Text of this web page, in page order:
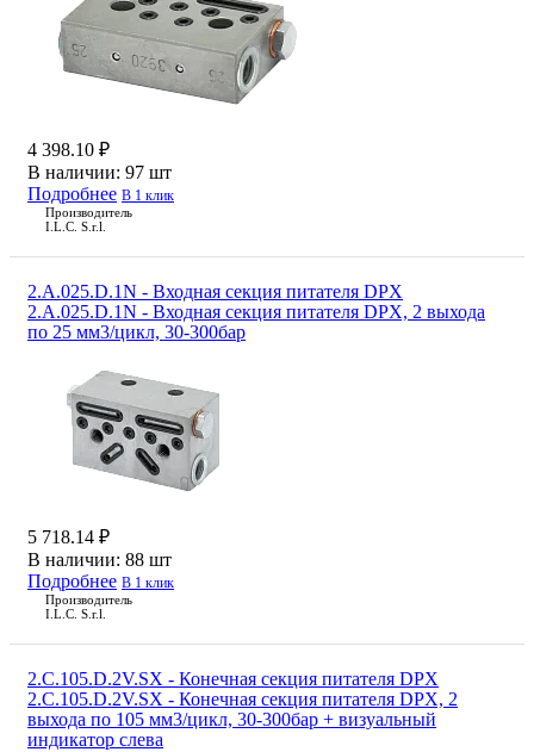
4 398.10 ₽
В наличии: 97 шт
Подробнее В 1 клик
Производитель
I.L.C. S.r.l.
2.A.025.D.1N - Входная секция питателя DPX
2.A.025.D.1N - Входная секция питателя DPX, 2 выхода
по 25 мм3/цикл, 30-300бар
5 718.14 ₽
В наличии: 88 шт
Подробнее В 1 клик
Производитель
I.L.C. S.r.l.
2.C.105.D.2V.SX - Конечная секция питателя DPX
2.C.105.D.2V.SX - Конечная секция питателя DPX, 2
выхода по 105 мм3/цикл, 30-300бар + визуальный
индикатор слева